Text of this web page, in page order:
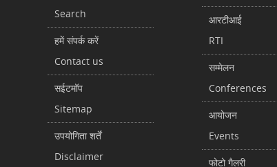
Search
हमें संपर्क करें
Contact us
सईटमॉप
Sitemap
उपयोगिता शर्तें
Disclaimer
आरटीआई
RTI
सम्मेलन
Conferences
आयोजन
Events
फोटो गैलरी